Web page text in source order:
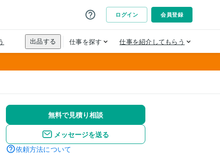
無料で見積り相談
メッセージを送る
依頼方法について